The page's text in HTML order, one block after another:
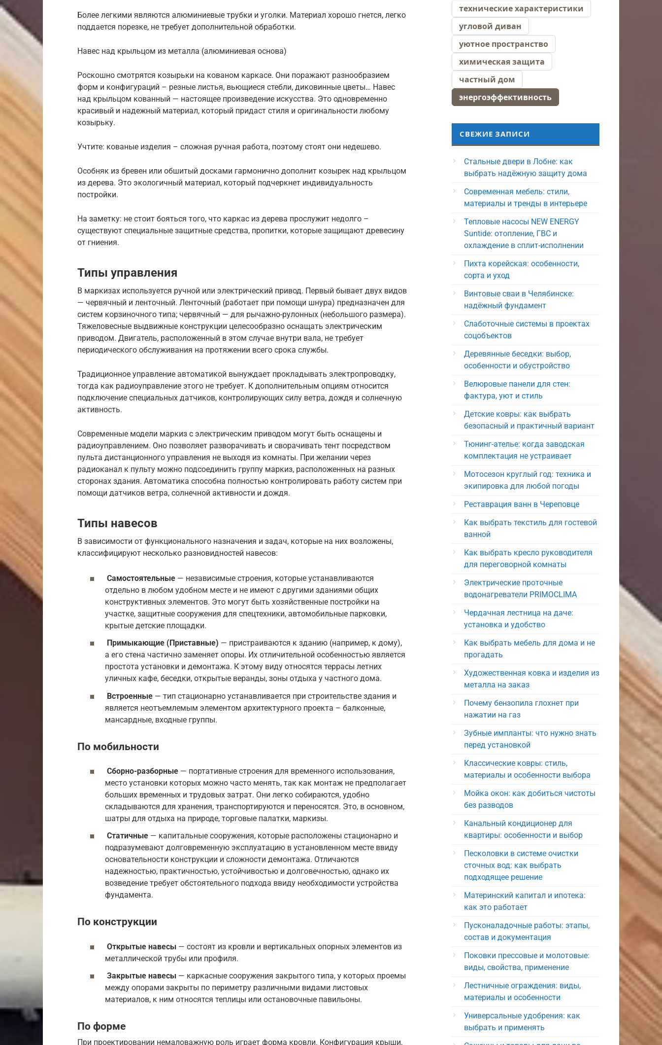
Более легкими являются алюминиевые трубки и уголки. Материал хорошо гнется, легко
поддается порезке, не требует дополнительной обработки.
Навес над крыльцом из металла (алюминиевая основа)
Роскошно смотрятся козырьки на кованом каркасе. Они поражают разнообразием
форм и конфигураций – резные листья, вьющиеся стебли, диковинные цветы… Навес
над крыльцом кованный — настоящее произведение искусства. Это одновременно
красивый и надежный материал, который придаст стиля и оригинальности любому
козырьку.
Учтите: кованые изделия – сложная ручная работа, поэтому стоят они недешево.
Особняк из бревен или обшитый досками гармонично дополнит козырек над крыльцом
из дерева. Это экологичный материал, который подчеркнет индивидуальность
постройки.
На заметку: не стоит бояться того, что каркас из дерева прослужит недолго –
существуют специальные защитные средства, пропитки, которые защищают древесину
от гниения.
Типы управления
В маркизах используется ручной или электрический привод. Первый бывает двух видов
— червячный и ленточный. Ленточный (работает при помощи шнура) предназначен для
систем корзиночного типа; червячный — для рычажно-рулонных (небольшого размера).
Тяжеловесные выдвижные конструкции целесообразно оснащать электрическим
приводом. Двигатель, расположенный в этом случае внутри вала, не требует
периодического обслуживания на протяжении всего срока службы.
Традиционное управление автоматикой вынуждает прокладывать электропроводку,
тогда как радиоуправление этого не требует. К дополнительным опциям относится
подключение специальных датчиков, контролирующих силу ветра, дождя и солнечную
активность.
Современные модели маркиз с электрическим приводом могут быть оснащены и
радиоуправлением. Оно позволяет разворачивать и сворачивать тент посредством
пульта дистанционного управления не выходя из комнаты. При желании через
радиоканал к пульту можно подсоединить группу маркиз, расположенных на разных
сторонах здания. Автоматика способна полностью контролировать работу систем при
помощи датчиков ветра, солнечной активности и дождя.
Типы навесов
В зависимости от функционального назначения и задач, которые на них возложены,
классифицируют несколько разновидностей навесов:
Самостоятельные — независимые строения, которые устанавливаются
отдельно в любом удобном месте и не имеют с другими зданиями общих
конструктивных элементов. Это могут быть хозяйственные постройки на
участке, защитные сооружения для спецтехники, автомобильные парковки,
крытые детские площадки.
Примыкающие (Приставные) — пристраиваются к зданию (например, к дому),
а его стена частично заменяет опоры. Их отличительной особенностью является
простота установки и демонтажа. К этому виду относятся террасы летних
уличных кафе, беседки, открытые веранды, зоны отдыха у частного дома.
Встроенные — тип стационарно устанавливается при строительстве здания и
является неотъемлемым элементом архитектурного проекта – балконные,
мансардные, входные группы.
По мобильности
Сборно-разборные — портативные строения для временного использования,
место установки которых можно часто менять, так как монтаж не предполагает
больших временных и трудовых затрат. Они легко собираются, удобно
складываются для хранения, транспортируются и переносятся. Это, в основном,
шатры для отдыха на природе, торговые палатки, маркизы.
Статичные — капитальные сооружения, которые расположены стационарно и
подразумевают долговременную эксплуатацию в установленном месте ввиду
основательности конструкции и сложности демонтажа. Отличаются
надежностью, практичностью, устойчивостью и долговечностью, однако их
возведение требует обстоятельного подхода ввиду необходимости устройства
фундамента.
По конструкции
Открытые навесы — состоят из кровли и вертикальных опорных элементов из
металлической трубы или профиля.
Закрытые навесы — каркасные сооружения закрытого типа, у которых проемы
между опорами закрыты по периметру различными видами листовых
материалов, к ним относятся теплицы или остановочные павильоны.
По форме
При проектировании немаловажную роль играет форма кровли. Конфигурация крыши,
технические характеристики
угловой диван
уютное пространство
химическая защита
частный дом
энергоэффективность
СВЕЖИЕ ЗАПИСИ
Стальные двери в Лобне: как
выбрать надёжную защиту дома
Современная мебель: стили,
материалы и тренды в интерьере
Тепловые насосы NEW ENERGY
Suntide: отопление, ГВС и
охлаждение в сплит-исполнении
Пихта корейская: особенности,
сорта и уход
Винтовые сваи в Челябинске:
надёжный фундамент
Слаботочные системы в проектах
соцобъектов
Деревянные беседки: выбор,
особенности и обустройство
Велюровые панели для стен:
фактура, уют и стиль
Детские ковры: как выбрать
безопасный и практичный вариант
Тюнинг-ателье: когда заводская
комплектация не устраивает
Мотосезон круглый год: техника и
экипировка для любой погоды
Реставрация ванн в Череповце
Как выбрать текстиль для гостевой
ванной
Как выбрать кресло руководителя
для переговорной комнаты
Электрические проточные
водонагреватели PRIMOCLIMA
Чердачная лестница на даче:
установка и удобство
Как выбрать мебель для дома и не
прогадать
Художественная ковка и изделия из
металла на заказ
Почему бензопила глохнет при
нажатии на газ
Зубные импланты: что нужно знать
перед установкой
Классические ковры: стиль,
материалы и особенности выбора
Мойка окон: как добиться чистоты
без разводов
Канальный кондиционер для
квартиры: особенности и выбор
Песколовки в системе очистки
сточных вод: как выбрать
подходящее решение
Материнский капитал и ипотека:
как это работает
Пусконаладочные работы: этапы,
состав и документация
Поковки прессовые и молотовые:
виды, свойства, применение
Лестничные ограждения: виды,
материалы и особенности
Универсальные удобрения: как
выбрать и применять